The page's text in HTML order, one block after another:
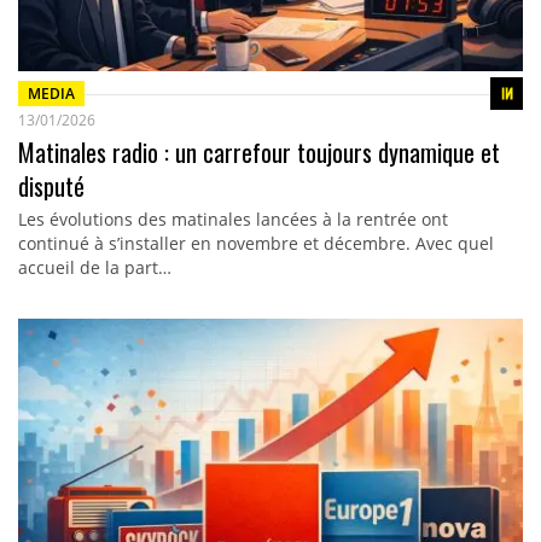
MEDIA
13/01/2026
Matinales radio : un carrefour toujours dynamique et
disputé
Les évolutions des matinales lancées à la rentrée ont
continué à s’installer en novembre et décembre. Avec quel
accueil de la part…